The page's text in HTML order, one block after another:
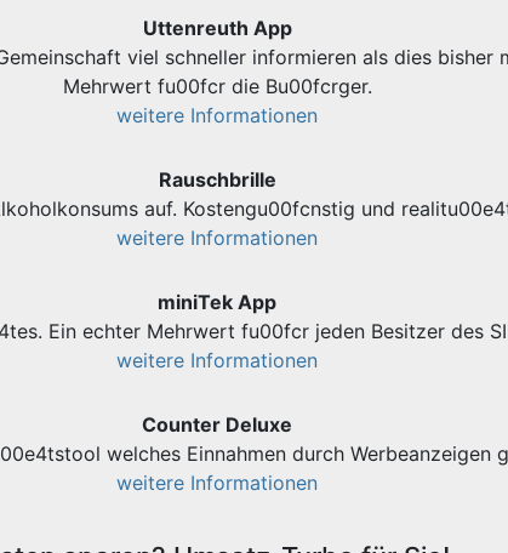
Uttenreuth App
viel schneller informieren als dies
Mehrwert fu00fcr die Bu00fcrger.
weitere Informationen
Rauschbrille
auf. Kostengu00fcnstig und
weitere Informationen
miniTek App
Ein echter Mehrwert fu00fcr jeden Besitzer des
weitere Informationen
Counter Deluxe
welches Einnahmen durch Werbeanzeigen
weitere Informationen